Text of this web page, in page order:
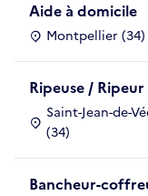
Aide à domicile
Montpellier (34)
Ripeuse / Ripeur
Saint-Jean-de-
(34)
Bancheur-